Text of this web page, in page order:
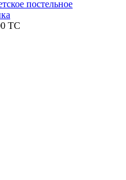
постельное
ТС